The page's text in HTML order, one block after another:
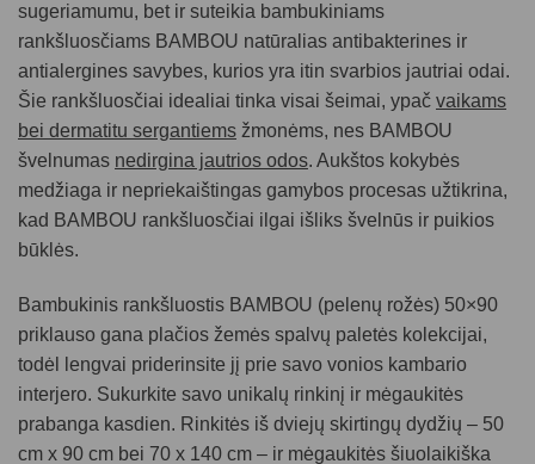
sugeriamumu, bet ir suteikia bambukiniams
rankšluosčiams BAMBOU natūralias antibakterines ir
antialergines savybes, kurios yra itin svarbios jautriai odai.
Šie rankšluosčiai idealiai tinka visai šeimai, ypač vaikams
bei dermatitu sergantiems žmonėms, nes BAMBOU
švelnumas nedirgina jautrios odos. Aukštos kokybės
medžiaga ir nepriekaištingas gamybos procesas užtikrina,
kad BAMBOU rankšluosčiai ilgai išliks švelnūs ir puikios
būklės.
Bambukinis rankšluostis BAMBOU (pelenų rožės) 50×90
priklauso gana plačios žemės spalvų paletės kolekcijai,
todėl lengvai priderinsite jį prie savo vonios kambario
interjero. Sukurkite savo unikalų rinkinį ir mėgaukitės
prabanga kasdien. Rinkitės iš dviejų skirtingų dydžių – 50
cm x 90 cm bei 70 x 140 cm – ir mėgaukitės šiuolaikiška